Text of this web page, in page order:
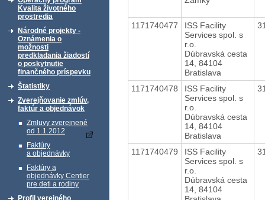
Kvalita životného
prostredia
Národné projekty -
Oznámenia o
možnosti
predkladania žiadostí
o poskytnutie
finančného príspevku
Štatistiky
Zverejňovanie zmlúv,
faktúr a objednávok
Zmluvy zverejnené
od 1.1.2012
Faktúry
a objednávky
Faktúry a
objednávky Centier
pre deti a rodiny
Profil verejného
1171740477
ISS Facility
Services spol. s
r.o.
Dúbravská cesta
14, 84104
Bratislava
1171740478
ISS Facility
Services spol. s
r.o.
Dúbravská cesta
14, 84104
Bratislava
1171740479
ISS Facility
Services spol. s
r.o.
Dúbravská cesta
14, 84104